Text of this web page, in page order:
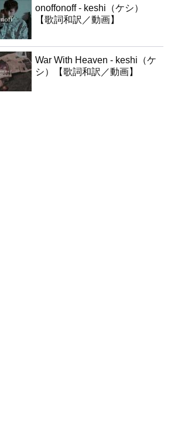
onoffonoff - keshi（ケシ）
【歌詞和訳／動画】
War With Heaven - keshi（ケ
シ）【歌詞和訳／動画】